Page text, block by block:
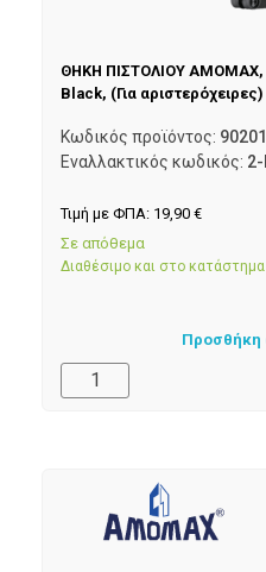
ΘΗΚΗ ΠΙΣΤΟΛΙΟΥ
Black, (Για αριστερόχειρες)
Κωδικός προϊόντος:
Εναλλακτικός κωδικός: 2-
Τιμή με ΦΠΑ: 19,90 €
Σε απόθεμα
Διαθέσιμο και στο
Προσθήκη